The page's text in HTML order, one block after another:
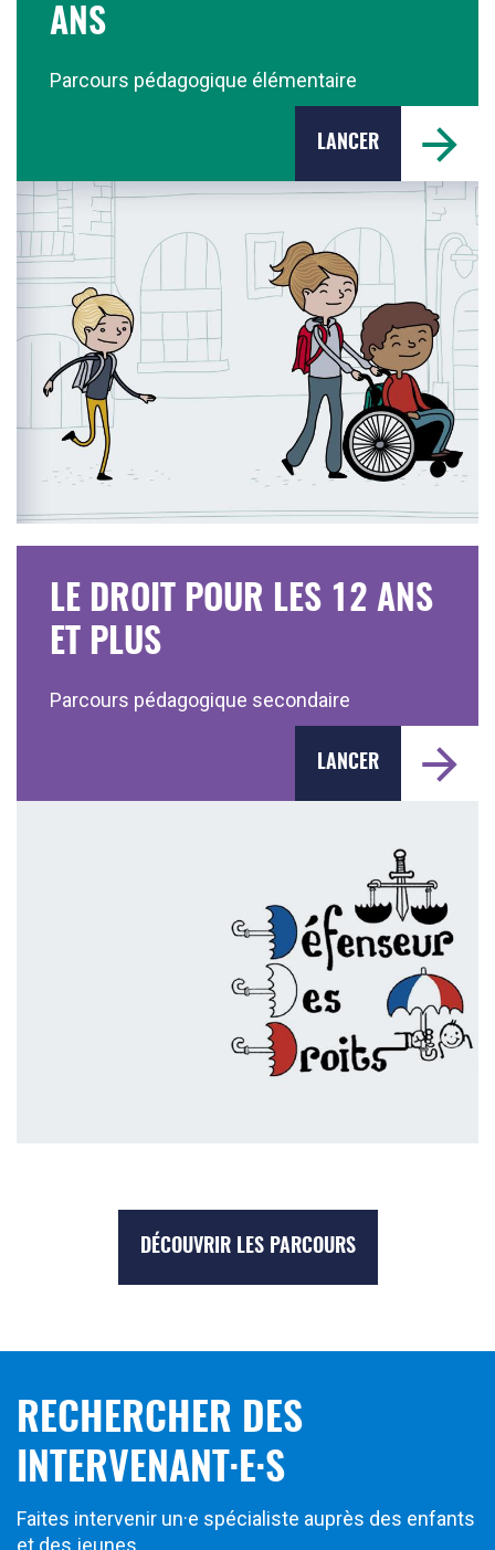
ANS
Parcours pédagogique élémentaire
LANCER
LE DROIT POUR LES 12 ANS
ET PLUS
Parcours pédagogique secondaire
LANCER
DÉCOUVRIR LES PARCOURS
RECHERCHER DES
INTERVENANT·E·S
Faites intervenir un·e spécialiste auprès des enfants
et des jeunes.